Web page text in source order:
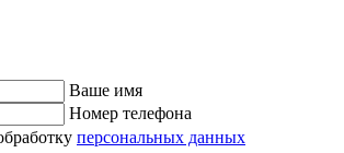
Ваше имя
Номер телефона
персональных данных